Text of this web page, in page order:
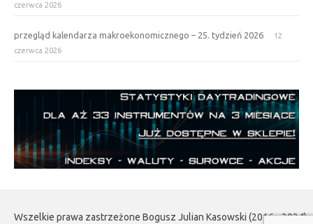
czerwca 2026
przegląd kalendarza makroekonomicznego – 25. tydzień 2026
12
czerwca 2026
Wszelkie prawa zastrzeżone Bogusz Julian Kasowski (2016 - 2024)